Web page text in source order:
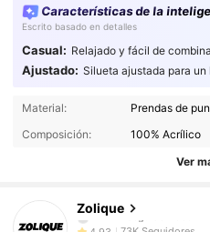
Características de la
Escrito basado en detalles
Casual: Relajado y fácil de
Ajustado: Silueta ajustada para
Material:
Prendas de
Composición:
100% Acrílico
Ver
Zolique
4.93 73K Seguidores
73K Seguidores
4.93 73K Seguidores
73K Seguidores
4.93 73K Seguidores